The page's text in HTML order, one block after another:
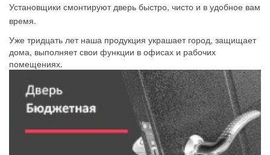
Установщики смонтируют дверь быстро, чисто и в удобное вам
время.
Уже тридцать лет наша продукция украшает город, защищает
дома, выполняет свои функции в офисах и рабочих
помещениях.